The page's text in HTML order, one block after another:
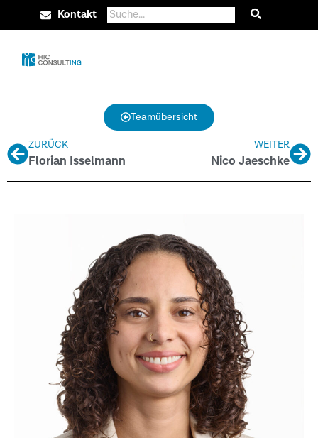
Kontakt
Teamübersicht
ZURÜCK
Florian Isselmann
WEITER
Nico Jaeschke